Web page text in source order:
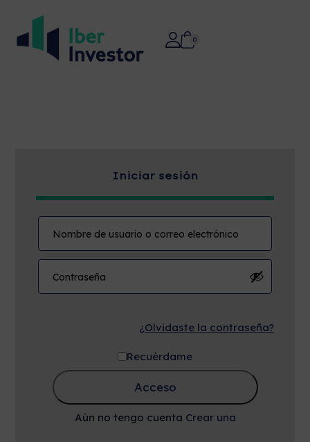
0
Iniciar sesión
¿Olvidaste la contraseña?
Recuérdame
Acceso
Aún no tengo cuenta Crear una